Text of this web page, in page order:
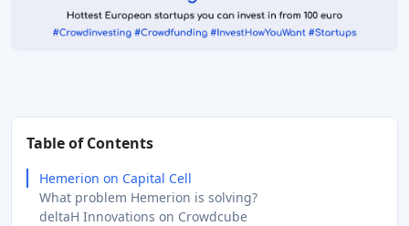
Table of Contents
Hemerion on Capital Cell
What problem Hemerion is solving?
deltaH Innovations on Crowdcube